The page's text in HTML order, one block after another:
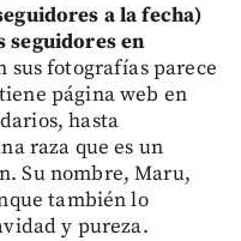
a la fecha)
seguidores en
sus fotografías parece
página web en
hasta
raza que es un
Su nombre, Maru,
también lo
y pureza.